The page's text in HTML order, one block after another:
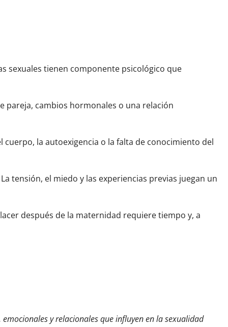
sexuales tienen componente psicológico que
pareja, cambios hormonales o una relación
la autoexigencia o la falta de conocimiento del
tensión, el miedo y las experiencias previas juegan un
después de la maternidad requiere tiempo y, a
y relacionales que influyen en la sexualidad